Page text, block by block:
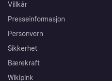
Villkår
Presseinformasjon
Personvern
Sikkerhet
Bærekraft
Wikipink